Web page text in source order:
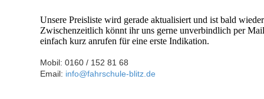
Unsere Preisliste wird gerade aktualisiert und ist bald
Zwischenzeitlich könnt ihr uns gerne unverbindlich per
einfach kurz anrufen für eine erste Indikation.
Mobil: 0160 / 152 81 68
Email: info@fahrschule-blitz.de